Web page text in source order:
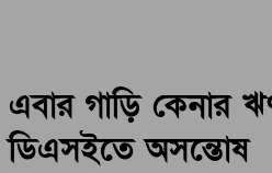
এবার গাড়ি কেনার
ডিএসইতে অসন্তোষ